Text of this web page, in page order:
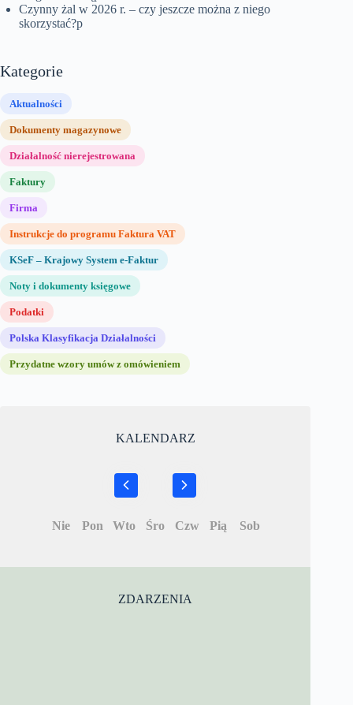
Czynny żal w 2026 r. – czy jeszcze można z niego
skorzystać?p
Kategorie
Aktualności
Dokumenty magazynowe
Działalność nierejestrowana
Faktury
Firma
Instrukcje do programu Faktura VAT
KSeF – Krajowy System e-Faktur
Noty i dokumenty księgowe
Podatki
Polska Klasyfikacja Działalności
Przydatne wzory umów z omówieniem
KALENDARZ
Nie Pon Wto Śro Czw Pią Sob
ZDARZENIA